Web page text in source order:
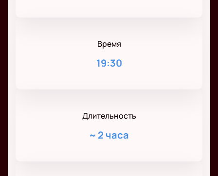
Время
19:30
Длительность
~ 2 часа